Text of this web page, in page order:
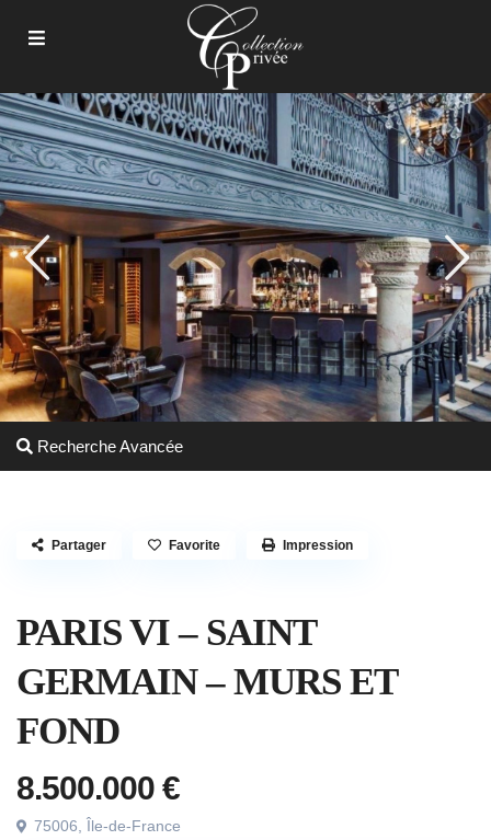
Recherche Avancée
PARIS VI – SAINT
GERMAIN – MURS ET
FOND
8.500.000 €
75006 Île-de-France
Partager Favorite Impression